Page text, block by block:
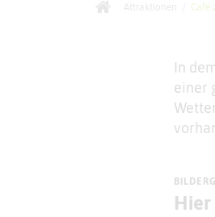
Café
In
einer